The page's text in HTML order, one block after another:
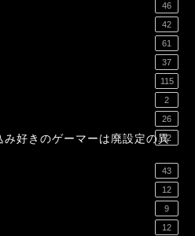
46
42
61
37
115
2
26
み好きのゲーマーは廃設定の異
12
43
12
9
12